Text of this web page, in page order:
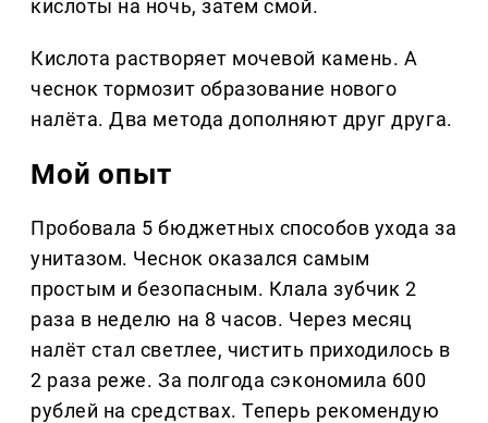
кислоты на ночь, затем смой.
Кислота растворяет мочевой камень. А
чеснок тормозит образование нового
налёта. Два метода дополняют друг друга.
Мой опыт
Пробовала 5 бюджетных способов ухода за
унитазом. Чеснок оказался самым
простым и безопасным. Клала зубчик 2
раза в неделю на 8 часов. Через месяц
налёт стал светлее, чистить приходилось в
2 раза реже. За полгода сэкономила 600
рублей на средствах. Теперь рекомендую